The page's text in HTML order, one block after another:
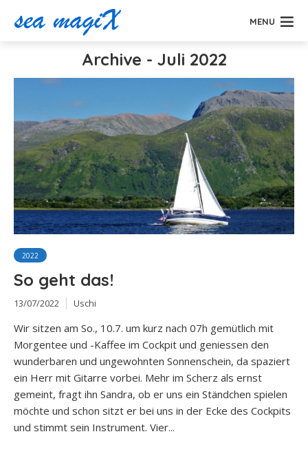
MENU
Archive - Juli 2022
2022
So geht das!
13/07/2022 Uschi
Wir sitzen am So., 10.7. um kurz nach 07h gemütlich mit
Morgentee und -Kaffee im Cockpit und geniessen den
wunderbaren und ungewohnten Sonnenschein, da spaziert
ein Herr mit Gitarre vorbei. Mehr im Scherz als ernst
gemeint, fragt ihn Sandra, ob er uns ein Ständchen spielen
möchte und schon sitzt er bei uns in der Ecke des Cockpits
und stimmt sein Instrument. Vier...